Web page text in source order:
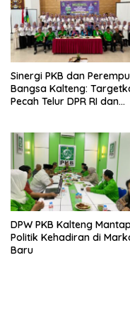
Sinergi PKB dan
Bangsa Kalteng:
Pecah Telur DPR RI dan
DPW PKB Kalteng
Politik Kehadiran di
Baru